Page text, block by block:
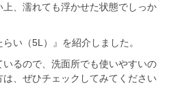
、濡れても浮かせた状態でしっか
い（5L）』を紹介しました。
るので、洗面所でも使いやすいの
、ぜひチェックしてみてください